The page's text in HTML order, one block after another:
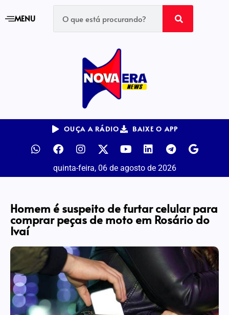
MENU
OUÇA A RÁDIO BAIXE O APP
quinta-feira, 06 de agosto de 2026
Homem é suspeito de furtar celular para
comprar peças de moto em Rosário do
Ivaí